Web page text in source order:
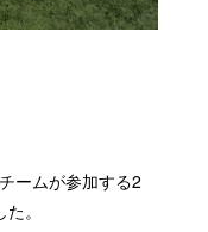
ームが参加する2
。